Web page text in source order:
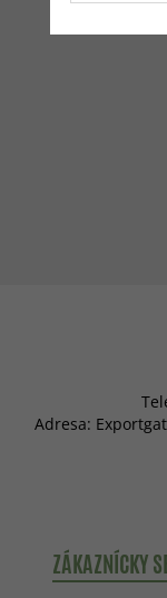
Adresa:
ZÁKAZNÍCKY